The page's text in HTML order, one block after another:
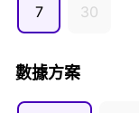
7 30
數據方案